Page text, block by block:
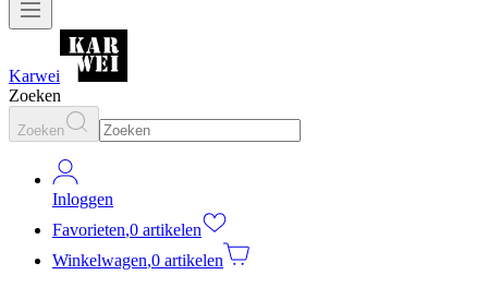
Karwei
Zoeken
Zoeken
Inloggen
Favorieten,0 artikelen
Winkelwagen,0 artikelen